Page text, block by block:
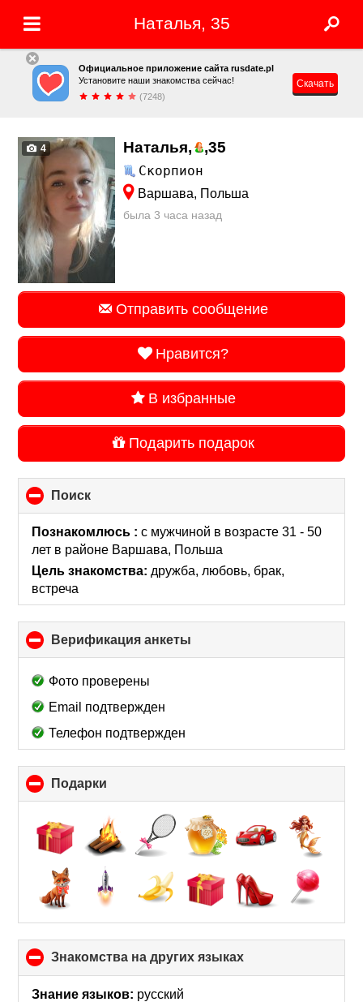
Наталья, 35
Официальное приложение сайта rusdate.pl
Установите наши знакомства сейчас!
(7248)
Скачать
4 Наталья, ,35
Скорпион
Варшава, Польша
была 3 часа назад
Отправить сообщение
Нравится?
В избранные
Подарить подарок
Поиск
to
collapse
contents
Познакомлюсь :с мужчиной в возрасте 31 - 50
лет в районе Варшава, Польша
Цель знакомства: дружба, любовь, брак,
встреча
Верификация анкеты
to
Фото проверены
Email подтвержден
Телефон подтвержден
Подарки
to
collapse
contents
Знакомства на других языках
to
Знание языков: русский